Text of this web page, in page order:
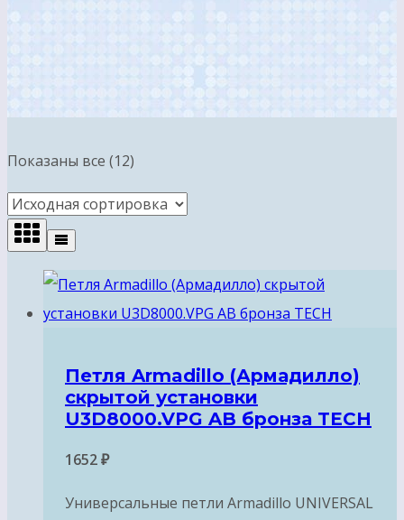
Показаны все (12)
Петля Armadillo (Армадилло)
скрытой установки
U3D8000.VPG AB бронза TECH
1652₽
Универсальные петли Armadillo UNIVERSAL